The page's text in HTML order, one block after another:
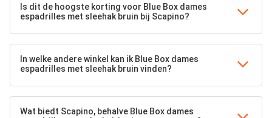
Is dit de hoogste korting voor Blue Box dames
espadrilles met sleehak bruin bij Scapino?
In welke andere winkel kan ik Blue Box dames
espadrilles met sleehak bruin vinden?
Wat biedt Scapino, behalve Blue Box dames